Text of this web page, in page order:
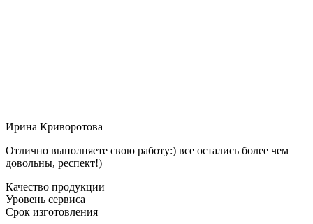
Ирина Криворотова
Отлично выполняете свою работу:) все остались более чем
довольны, респект!)
Качество продукции
Уровень сервиса
Срок изготовления